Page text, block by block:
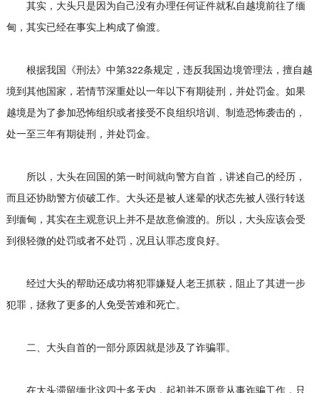
其实，大头只是因为自己没有办理任何证件就私自越境前往了缅
甸，其实已经在事实上构成了偷渡。
根据我国《刑法》中第322条规定，违反我国边境管理法，擅自越
境到其他国家，若情节深重处以一年以下有期徒刑，并处罚金。如果
越境是为了参加恐怖组织或者接受不良组织培训、制造恐怖袭击的，
处一至三年有期徒刑，并处罚金。
所以，大头在回国的第一时间就向警方自首，讲述自己的经历，
而且还协助警方侦破工作。大头还是被人迷晕的状态先被人强行转送
到缅甸，其实在主观意识上并不是故意偷渡的。所以，大头应该会受
到很轻微的处罚或者不处罚，况且认罪态度良好。
经过大头的帮助还成功将犯罪嫌疑人老王抓获，阻止了其进一步
犯罪，拯救了更多的人免受苦难和死亡。
二、大头自首的一部分原因就是涉及了诈骗罪。